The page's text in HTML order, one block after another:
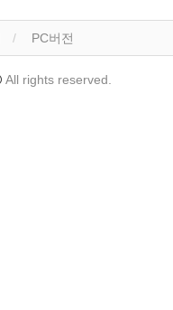
PC버전
All rights reserved.